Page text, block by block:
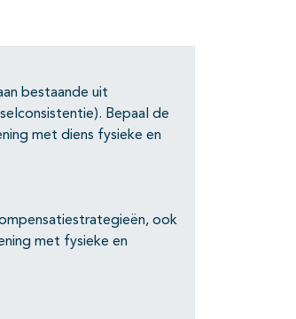
bestaande uit
Bepaal de
met diens fysieke en
ook
met fysieke en